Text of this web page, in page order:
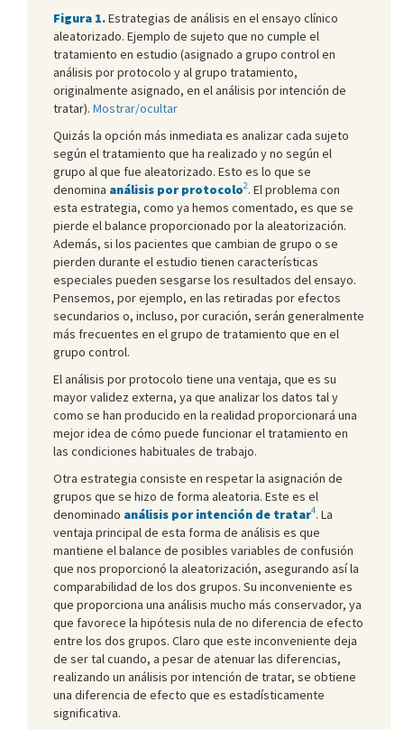
Figura 1.Estrategias de análisis en el ensayo clínico
aleatorizado. Ejemplo de sujeto que no cumple el
tratamiento en estudio (asignado a grupo control en
análisis por protocolo y al grupo tratamiento,
originalmente asignado, en el análisis por intención de
tratar). Mostrar/ocultar
Quizás la opción más inmediata es analizar cada sujeto
según el tratamiento que ha realizado y no según el
grupo al que fue aleatorizado. Esto es lo que se
denomina análisis por protocolo2. El problema con
esta estrategia, como ya hemos comentado, es que se
pierde el balance proporcionado por la aleatorización.
Además, si los pacientes que cambian de grupo o se
pierden durante el estudio tienen características
especiales pueden sesgarse los resultados del ensayo.
Pensemos, por ejemplo, en las retiradas por efectos
secundarios o, incluso, por curación, serán generalmente
más frecuentes en el grupo de tratamiento que en el
grupo control.
El análisis por protocolo tiene una ventaja, que es su
mayor validez externa, ya que analizar los datos tal y
como se han producido en la realidad proporcionará una
mejor idea de cómo puede funcionar el tratamiento en
las condiciones habituales de trabajo.
Otra estrategia consiste en respetar la asignación de
grupos que se hizo de forma aleatoria. Este es el
denominado análisis por intención de tratar4. La
ventaja principal de esta forma de análisis es que
mantiene el balance de posibles variables de confusión
que nos proporcionó la aleatorización, asegurando así la
comparabilidad de los dos grupos. Su inconveniente es
que proporciona una análisis mucho más conservador, ya
que favorece la hipótesis nula de no diferencia de efecto
entre los dos grupos. Claro que este inconveniente deja
de ser tal cuando, a pesar de atenuar las diferencias,
realizando un análisis por intención de tratar, se obtiene
una diferencia de efecto que es estadísticamente
significativa.